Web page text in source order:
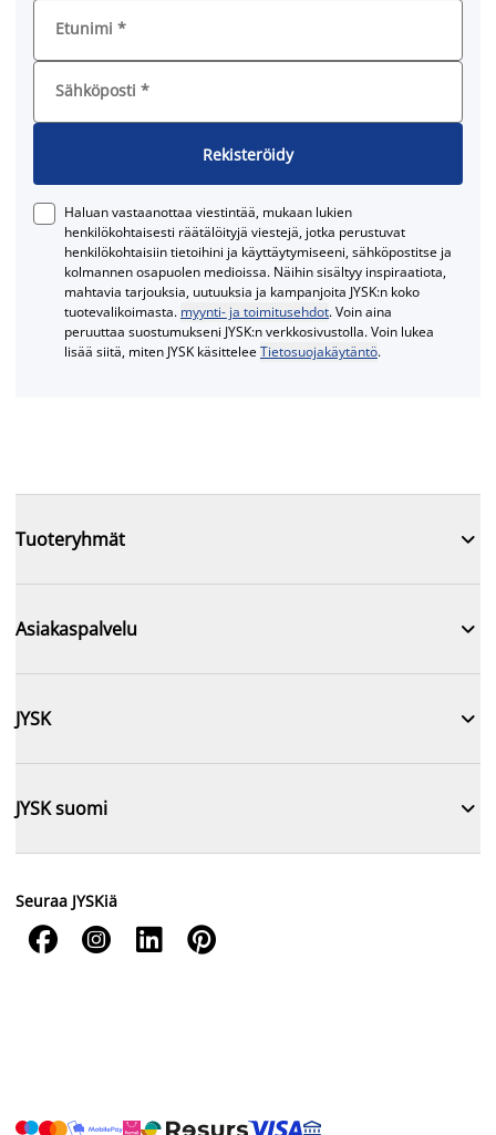
Etunimi *
Sähköposti *
Rekisteröidy
Haluan vastaanottaa viestintää, mukaan lukien
henkilökohtaisesti räätälöityjä viestejä, jotka perustuvat
henkilökohtaisiin tietoihini ja käyttäytymiseeni, sähköpostitse ja
kolmannen osapuolen medioissa. Näihin sisältyy inspiraatiota,
mahtavia tarjouksia, uutuuksia ja kampanjoita JYSK:n koko
tuotevalikoimasta. myynti- ja toimitusehdot. Voin aina
peruuttaa suostumukseni JYSK:n verkkosivustolla. Voin lukea
lisää siitä, miten JYSK käsitteleeTietosuojakäytäntö.
Tuoteryhmät 
Asiakaspalvelu 
JYSK 
JYSK suomi 
Seuraa JYSKiä
   